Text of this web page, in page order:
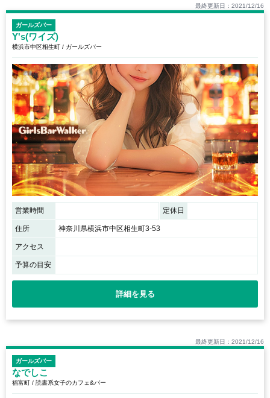
最終更新日：2021/12/16
ガールズバー
Y's(ワイズ)
横浜市中区相生町 / ガールズバー
営業時間 定休日
住所 神奈川県横浜市中区相生町3-53
アクセス
予算の目安
詳細を見る
最終更新日：2021/12/16
ガールズバー
なでしこ
福富町 / 読書系女子のカフェ&バー